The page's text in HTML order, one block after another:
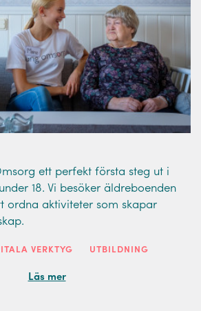
ett perfekt första steg ut i
18. Vi besöker äldreboenden
ordna aktiviteter som skapar
VERKTYG UTBILDNING
Läs mer